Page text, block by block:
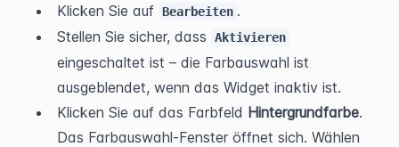
Klicken Sie auf Bearbeiten .
Stellen Sie sicher, dass
Aktivieren
eingeschaltet ist – die Farbauswahl ist
ausgeblendet, wenn das Widget inaktiv ist.
Klicken Sie auf das Farbfeld Hintergrundfarbe.
Das Farbauswahl-Fenster öffnet sich. Wählen